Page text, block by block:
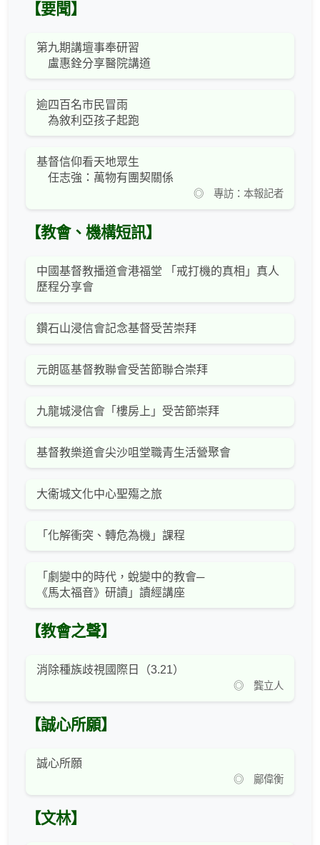
【要聞】
第九期講壇事奉研習
盧惠銓分享醫院講道
逾四百名市民冒雨
為敘利亞孩子起跑
基督信仰看天地眾生
任志強：萬物有團契關係
◎ 專訪：本報記者
【教會、機構短訊】
中國基督教播道會港福堂 「戒打機的真相」真人
歷程分享會
鑽石山浸信會記念基督受苦崇拜
元朗區基督教聯會受苦節聯合崇拜
九龍城浸信會「樓房上」受苦節崇拜
基督教樂道會尖沙咀堂職青生活營聚會
大衞城文化中心聖殤之旅
「化解衝突、轉危為機」課程
「劇變中的時代，蛻變中的教會─
《馬太福音》研讀」讀經講座
【教會之聲】
消除種族歧視國際日（3.21）
◎ 龔立人
【誠心所願】
誠心所願
◎ 鄺偉衡
【文林】